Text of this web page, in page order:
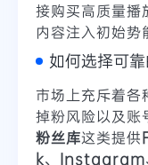
接购买高质量播
内容注入初始势
如何选择可靠
市场上充斥着各
掉粉风险以及账
粉丝库这类提供
k、 Instagram